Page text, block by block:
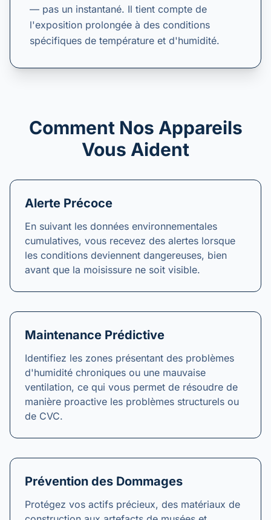
— pas un instantané. Il tient compte de
l'exposition prolongée à des conditions
spécifiques de température et d'humidité.
Comment Nos Appareils
Vous Aident
Alerte Précoce
En suivant les données environnementales
cumulatives, vous recevez des alertes lorsque
les conditions deviennent dangereuses, bien
avant que la moisissure ne soit visible.
Maintenance Prédictive
Identifiez les zones présentant des problèmes
d'humidité chroniques ou une mauvaise
ventilation, ce qui vous permet de résoudre de
manière proactive les problèmes structurels ou
de CVC.
Prévention des Dommages
Protégez vos actifs précieux, des matériaux de